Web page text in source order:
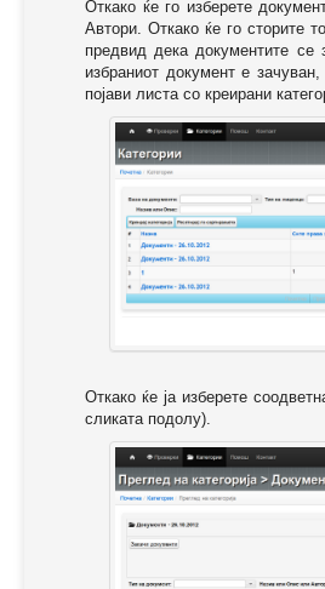
Откако ќе го изберете
Автори. Откако ќе го сторите
предвид дека документите се
избраниот документ е
појави листа со креирани
Откако ќе ја изберете
сликата подолу).